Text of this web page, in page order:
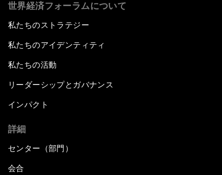
世界経済フォーラムについて
私たちのストラテジー
私たちのアイデンティティ
私たちの活動
リーダーシップとガバナンス
インパクト
詳細
センター（部門）
会合